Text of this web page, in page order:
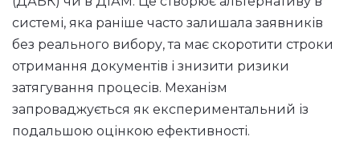
системі, яка раніше часто залишала заявників
без реального вибору, та має скоротити строки
отримання документів і знизити ризики
затягування процесів. Механізм
запроваджується як експериментальний із
подальшою оцінкою ефективності.